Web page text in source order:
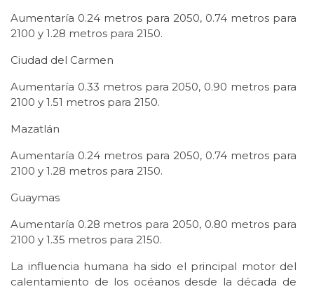
Aumentaría 0.24 metros para 2050, 0.74 metros para
2100 y 1.28 metros para 2150.
Ciudad del Carmen
Aumentaría 0.33 metros para 2050, 0.90 metros para
2100 y 1.51 metros para 2150.
Mazatlán
Aumentaría 0.24 metros para 2050, 0.74 metros para
2100 y 1.28 metros para 2150.
Guaymas
Aumentaría 0.28 metros para 2050, 0.80 metros para
2100 y 1.35 metros para 2150.
La influencia humana ha sido el principal motor del
calentamiento de los océanos desde la década de